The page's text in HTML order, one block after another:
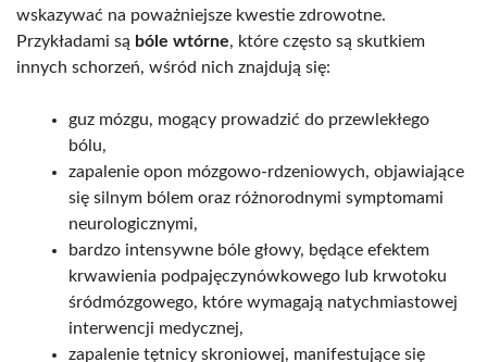
wskazywać na poważniejsze kwestie zdrowotne.
Przykładami są bóle wtórne, które często są skutkiem
innych schorzeń, wśród nich znajdują się:
guz mózgu, mogący prowadzić do przewlekłego
bólu,
zapalenie opon mózgowo-rdzeniowych, objawiające
się silnym bólem oraz różnorodnymi symptomami
neurologicznymi,
bardzo intensywne bóle głowy, będące efektem
krwawienia podpajęczynówkowego lub krwotoku
śródmózgowego, które wymagają natychmiastowej
interwencji medycznej,
zapalenie tętnicy skroniowej, manifestujące się